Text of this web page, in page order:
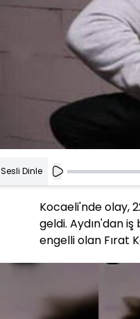
Sesli Dinle
Kocaeli'nde olay,
geldi. Aydın'dan
engelli olan Fırat